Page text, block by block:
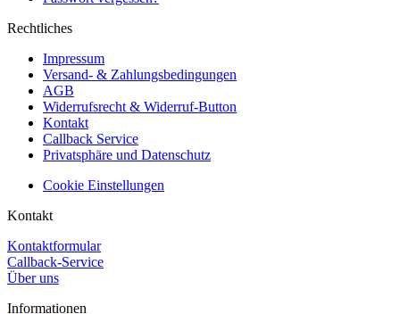
Rechtliches
Impressum
Versand- & Zahlungsbedingungen
AGB
Widerrufsrecht & Widerruf-Button
Kontakt
Callback Service
Privatsphäre und Datenschutz
Cookie Einstellungen
Kontakt
Kontaktformular
Callback-Service
Über uns
Informationen